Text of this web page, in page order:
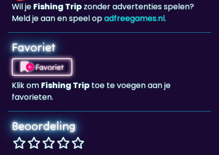
Favoriet
Favoriet
Klik omFishing Trip
favorieten.
Beoordeling
Huidige beoordeling: